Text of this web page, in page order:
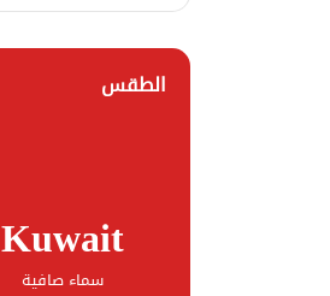
الطقس
Kuwait
سماء صافية